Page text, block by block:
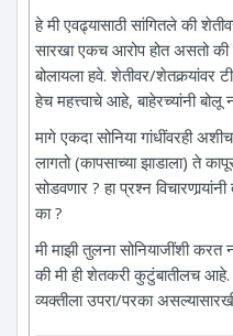
हे मी एवढ्यासाठी सांगितले की
सारखा एकच आरोप होत असतो
बोलायला हवे. शेतीवर/शेतकर्‍यांवर
हेच महत्त्वाचे आहे, बाहेरच्यांनी
मागे एकदा सोनिया गांधींवरही
लागतो (कापसाच्या झाडाला) ते
सोडवणार ? हा प्रश्न
का ?
मी माझी तुलना सोनियाजींशी करत
की मी ही शेतकरी कुटुंबातीलच आहे.
व्यक्तीला उपरा/परका